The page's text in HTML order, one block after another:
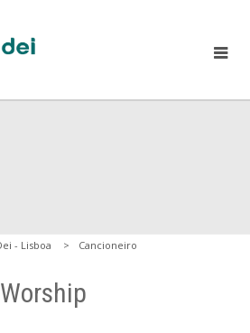
- Lisboa
Cancioneiro